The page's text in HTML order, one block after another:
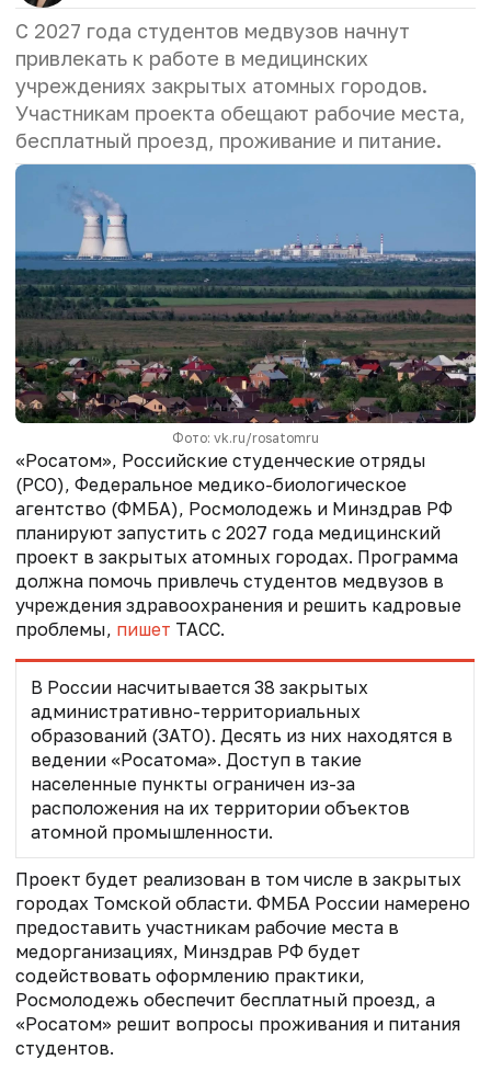
С 2027 года студентов медвузов начнут
привлекать к работе в медицинских
учреждениях закрытых атомных городов.
Участникам проекта обещают рабочие места,
бесплатный проезд, проживание и питание.
Фото: vk.ru/rosatomru
«Росатом», Российские студенческие отряды
(РСО), Федеральное медико-биологическое
агентство (ФМБА), Росмолодежь и Минздрав РФ
планируют запустить с 2027 года медицинский
проект в закрытых атомных городах. Программа
должна помочь привлечь студентов медвузов в
учреждения здравоохранения и решить кадровые
проблемы, пишет ТАСС.
В России насчитывается 38 закрытых
административно-территориальных
образований (ЗАТО). Десять из них находятся в
ведении «Росатома». Доступ в такие
населенные пункты ограничен из-за
расположения на их территории объектов
атомной промышленности.
Проект будет реализован в том числе в закрытых
городах Томской области. ФМБА России намерено
предоставить участникам рабочие места в
медорганизациях, Минздрав РФ будет
содействовать оформлению практики,
Росмолодежь обеспечит бесплатный проезд, а
«Росатом» решит вопросы проживания и питания
студентов.